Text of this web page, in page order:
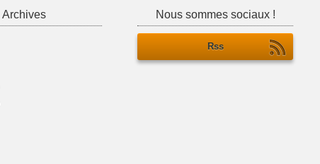
Archives Nous sommes sociaux !
Rss